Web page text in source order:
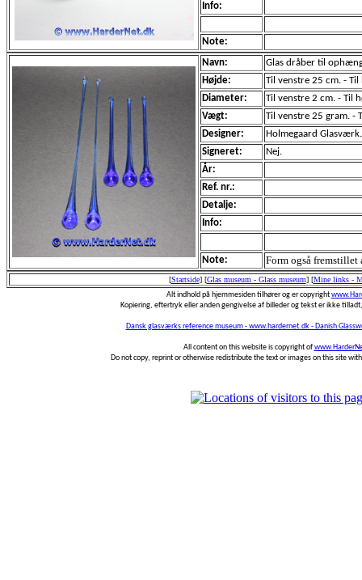
Info:
Note:
Navn:
Glas dråber til
Højde:
Til venstre 25 cm. -
Diameter:
Til venstre 2 cm. - Til
Vægt:
Til venstre 25 gram. -
Designer:
Holmegaard Glasværk.
Signeret:
Nej.
År:
Ref. nr.:
Detalje:
Info:
Note: Form også fremstillet
[Startside] [Glas museum - Glass museum] [Mine links -
Alt indhold på hjemmesiden tilhører og er copyright
Kopiering, eftertryk eller anden gengivelse af billeder og tekst er ikke
Dansk glasværks reference museum - www.hardernet.dk - Danish
All content on this website is copyright of
Do not copy, reprint or otherwise redistribute the text or images on this site